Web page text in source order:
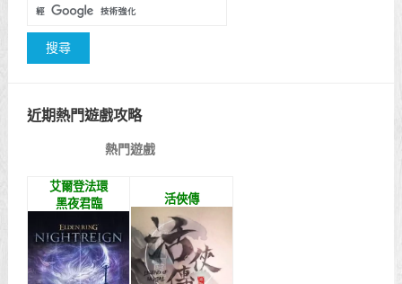
近期熱門遊戲攻略
熱門遊戲
艾爾登法環
黑夜君臨
活俠傳